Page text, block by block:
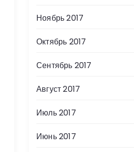
Ноябрь 2017
Октябрь 2017
Сентябрь 2017
Август 2017
Июль 2017
Июнь 2017